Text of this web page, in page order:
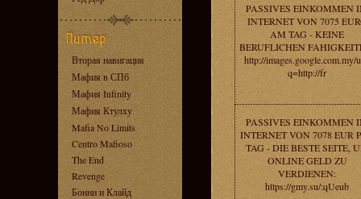
Вторая навигация
Мафия в СПб
Мафия Infinity
Мафия Ктулху
Mafia No Limits
Centro Mafioso
The End
Revenge
Бонни и Клайд
PASSIVES EINKOMMEN
INTERNET VON 7075
AM TAG - KEINE
BERUFLICHEN
http://images.google.com.my/
q=http://fr
PASSIVES EINKOMMEN
INTERNET VON 7078 EUR
TAG - DIE BESTE SEITE,
ONLINE GELD ZU
VERDIENEN:
https://gmy.su/:qUeub